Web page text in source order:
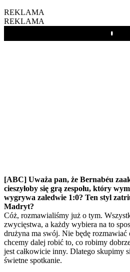
REKLAMA
REKLAMA
Play
[ABC] Uważa pan, że Bernabéu
cieszyłoby się grą zespołu, który
wygrywa zaledwie 1:0? Ten styl
Madryt?
Cóż, rozmawialiśmy już o tym.
zwycięstwa, a każdy wybiera na to
drużyna ma swój. Nie będę
chcemy dalej robić to, co robimy
jest całkowicie inny. Dlatego skupimy
świetne spotkanie.